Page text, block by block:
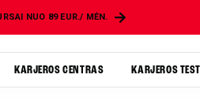
NUO 89 EUR./ MĖN.
KARJEROS CENTRAS KARJEROS